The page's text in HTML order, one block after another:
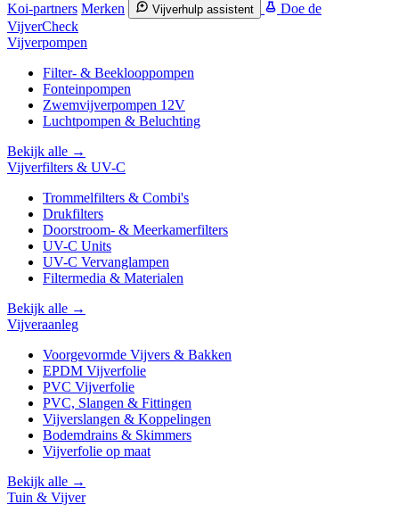
Koi-partners Merken Vijverhulp assistent
Doe de
VijverCheck
Vijverpompen
Filter- & Beeklooppompen
Fonteinpompen
Zwemvijverpompen 12V
Luchtpompen & Beluchting
Bekijk alle →
Vijverfilters & UV-C
Trommelfilters & Combi's
Drukfilters
Doorstroom- & Meerkamerfilters
UV-C Units
UV-C Vervanglampen
Filtermedia & Materialen
Bekijk alle →
Vijveraanleg
Voorgevormde Vijvers & Bakken
EPDM Vijverfolie
PVC Vijverfolie
PVC, Slangen & Fittingen
Vijverslangen & Koppelingen
Bodemdrains & Skimmers
Vijverfolie op maat
Bekijk alle →
Tuin & Vijver